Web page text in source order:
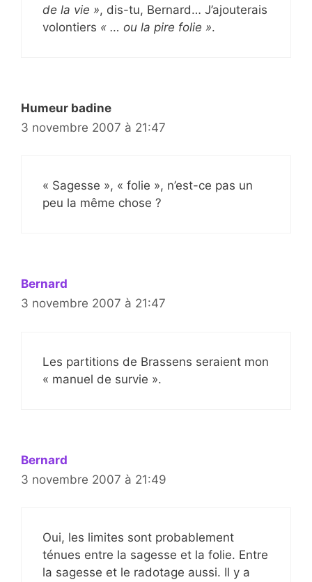
de la vie », dis-tu, Bernard… J’ajouterais
volontiers « … ou la pire folie ».
Humeur badine
3 novembre 2007 à 21:47
« Sagesse », « folie », n’est-ce pas un
peu la même chose ?
Bernard
3 novembre 2007 à 21:47
Les partitions de Brassens seraient mon
« manuel de survie ».
Bernard
3 novembre 2007 à 21:49
Oui, les limites sont probablement
ténues entre la sagesse et la folie. Entre
la sagesse et le radotage aussi. Il y a